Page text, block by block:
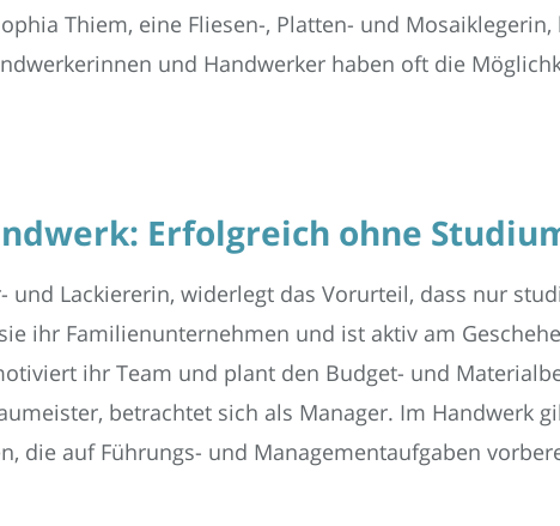
Thiem, eine Fliesen-, Platten- und
und Handwerker haben oft die
Erfolgreich ohne
und Lackiererin, widerlegt das Vorurteil, dass nur
ihr Familienunternehmen und ist aktiv am
ihr Team und plant den Budget- und
betrachtet sich als Manager. Im Handwerk
die auf Führungs- und Managementaufgaben